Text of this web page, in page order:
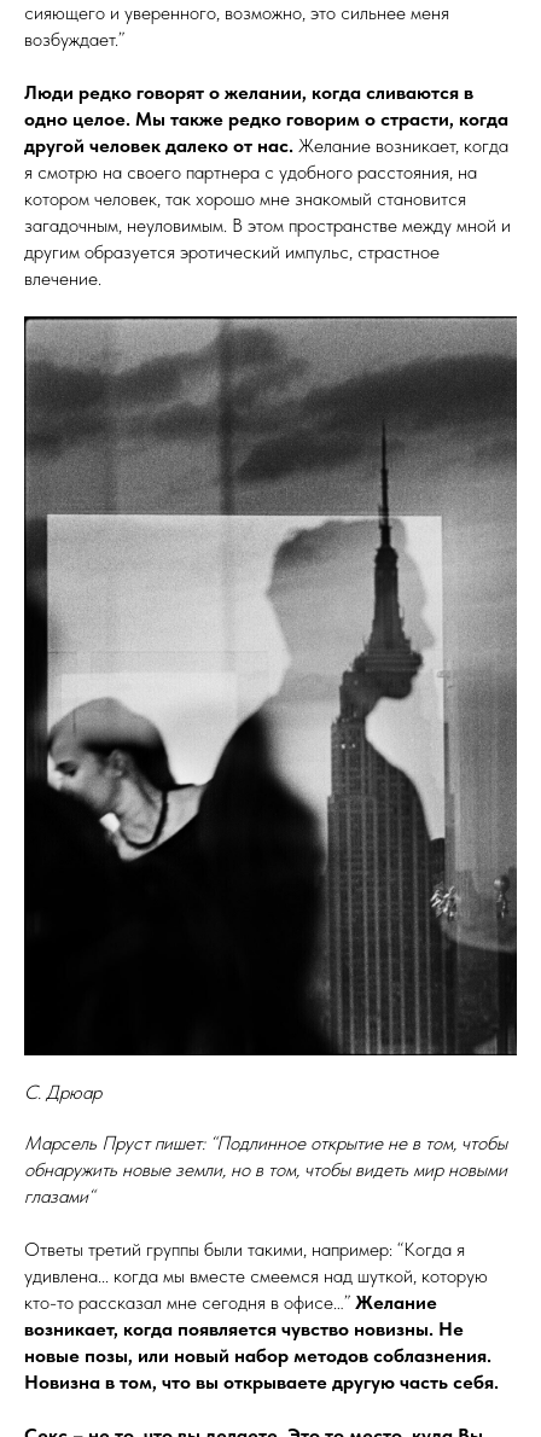
сияющего и уверенного, возможно, это сильнее меня
возбуждает.”
Люди редко говорят о желании, когда сливаются в
одно целое. Мы также редко говорим о страсти, когда
другой человек далеко от нас. Желание возникает, когда
я смотрю на своего партнера с удобного расстояния, на
котором человек, так хорошо мне знакомый становится
загадочным, неуловимым. В этом пространстве между мной и
другим образуется эротический импульс, страстное
влечение.
С. Дрюар
Марсель Пруст пишет: “Подлинное открытие не в том, чтобы
обнаружить новые земли, но в том, чтобы видеть мир новыми
глазами“
Ответы третий группы были такими, например: “Когда я
удивлена... когда мы вместе смеемся над шуткой, которую
кто-то рассказал мне сегодня в офисе…” Желание
возникает, когда появляется чувство новизны. Не
новые позы, или новый набор методов соблазнения.
Новизна в том, что вы открываете другую часть себя.